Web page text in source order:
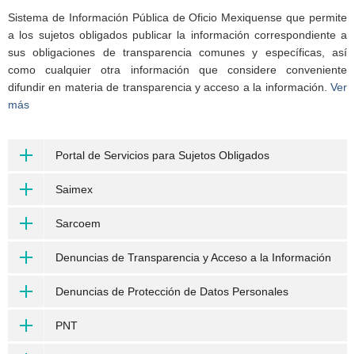
Sistema de Información Pública de Oficio Mexiquense que permite
a los sujetos obligados publicar la información correspondiente a
sus obligaciones de transparencia comunes y específicas, así
como cualquier otra información que considere conveniente
difundir en materia de transparencia y acceso a la información. Ver
más
Portal de Servicios para Sujetos Obligados
Saimex
Sarcoem
Denuncias de Transparencia y Acceso a la Información
Denuncias de Protección de Datos Personales
PNT